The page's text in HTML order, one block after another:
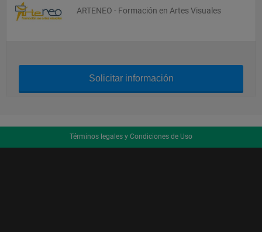
ARTENEO - Formación en Artes Visuales
Solicitar información
Términos legales y Condiciones de Uso